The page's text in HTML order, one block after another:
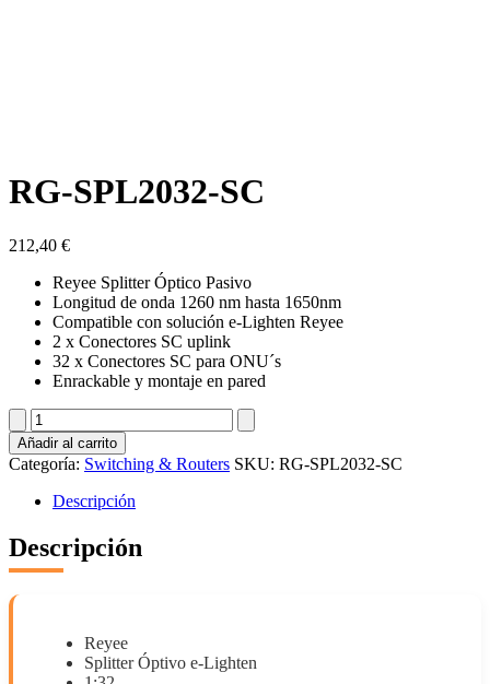
RG-SPL2032-SC
212,40 €
Reyee Splitter Óptico Pasivo
Longitud de onda 1260 nm hasta 1650nm
Compatible con solución e-Lighten Reyee
2 x Conectores SC uplink
32 x Conectores SC para ONU´s
Enrackable y montaje en pared
RG-
SPL2032-
SC
cantidad
Añadir al carrito
Categoría: Switching & Routers SKU: RG-SPL2032-SC
Descripción
Descripción
Reyee
Splitter Óptivo e-Lighten